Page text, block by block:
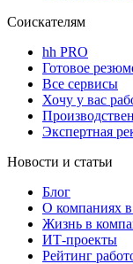
Соискателям
hh PRO
Готовое
Все сервисы
Хочу у вас
Экспертная
Новости и статьи
Блог
О компаниях
Жизнь в
ИТ-проекты
Рейтинг